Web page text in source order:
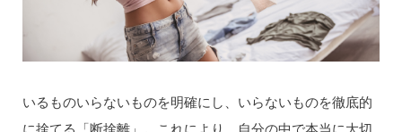
いるものいらないものを明確にし、いらないものを徹底的
に捨てる「断捨離」。これにより、自分の中で本当に大切